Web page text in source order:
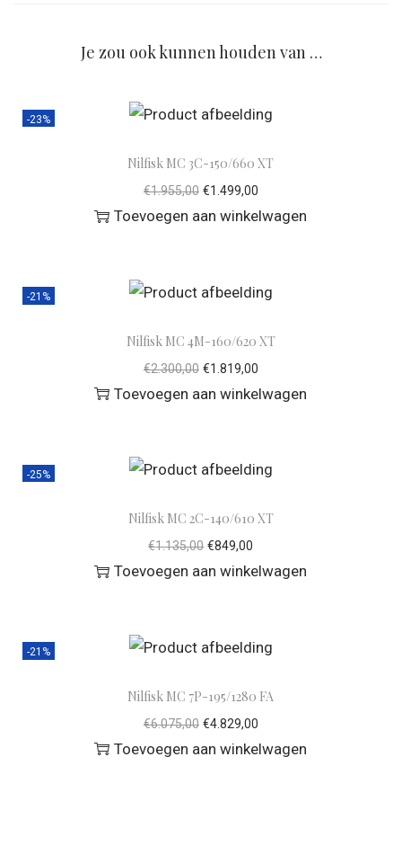
Je zou ook kunnen houden van …
-23%
Nilfisk MC 3C-150/660 XT
€1.955,00 €1.499,00
Toevoegen aan winkelwagen
-21%
Nilfisk MC 4M-160/620 XT
€2.300,00 €1.819,00
Toevoegen aan winkelwagen
-25%
Nilfisk MC 2C-140/610 XT
€1.135,00 €849,00
Toevoegen aan winkelwagen
-21%
Nilfisk MC 7P-195/1280 FA
€6.075,00 €4.829,00
Toevoegen aan winkelwagen